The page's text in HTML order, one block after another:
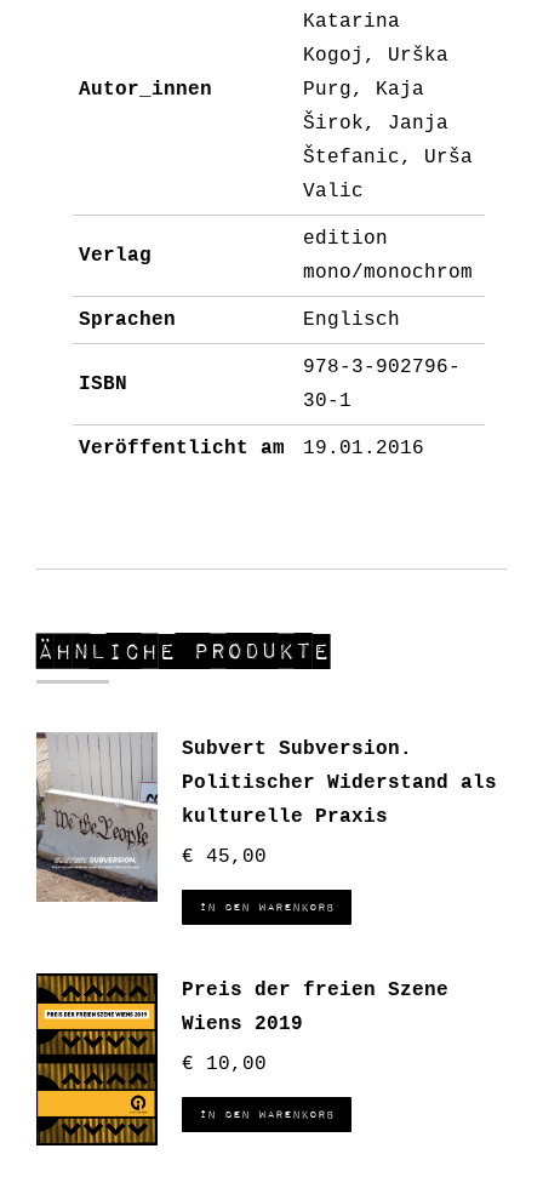
Autor_innen
Katarina
Kogoj, Urška
Purg, Kaja
Širok, Janja
Štefanic, Urša
Valic
Verlag
edition
mono/monochrom
Sprachen Englisch
ISBN
978-3-902796-
30-1
Veröffentlicht am 19.01.2016
Ähnliche Produkte
Subvert Subversion.
Politischer Widerstand als
kulturelle Praxis
€ 45,00
In den Warenkorb
Preis der freien Szene
Wiens 2019
€ 10,00
In den Warenkorb